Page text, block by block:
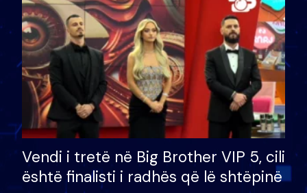
Vendi i tretë në Big Brother VIP 5, cili
është finalisti i radhës që lë shtëpinë